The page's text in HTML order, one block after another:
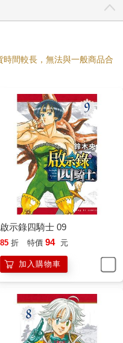
間較長，無法與一般商品合
啟示錄四騎士 09
85 折 特價 94 元
加入購物車